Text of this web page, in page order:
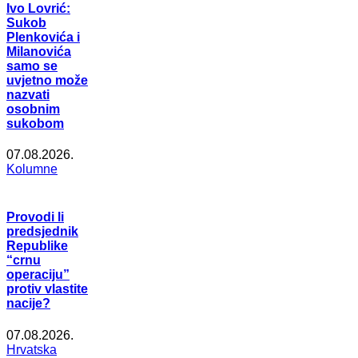
Ivo Lovrić:
Sukob
Plenkovića i
Milanovića
samo se
uvjetno može
nazvati
osobnim
sukobom
07.08.2026.
Kolumne
Provodi li
predsjednik
Republike
“crnu
operaciju”
protiv vlastite
nacije?
07.08.2026.
Hrvatska